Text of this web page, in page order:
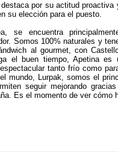
por su actitud proactiva
su elección para el puesto.
encuentra
Somos 100% naturales y
al gourmet, con
el buen tiempo, Apetina es
tanto frío como
mundo, Lurpak, somos el
seguir mejorando
Es el momento de ver cómo